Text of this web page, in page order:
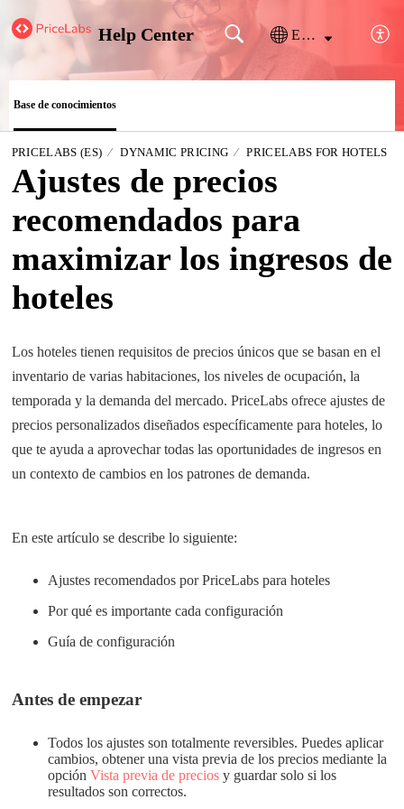
Help Center Español (España)
Base de conocimientos
PRICELABS (ES) DYNAMIC PRICING PRICELABS FOR HOTELS
Ajustes de precios
recomendados para
maximizar los ingresos de
hoteles
Los hoteles tienen requisitos de precios únicos que se basan en el
inventario de varias habitaciones, los niveles de ocupación, la
temporada y la demanda del mercado. PriceLabs ofrece ajustes de
precios personalizados diseñados específicamente para hoteles, lo
que te ayuda a aprovechar todas las oportunidades de ingresos en
un contexto de cambios en los patrones de demanda.
En este artículo se describe lo siguiente:
Ajustes recomendados por PriceLabs para hoteles
Por qué es importante cada configuración
Guía de configuración
Antes de empezar
Todos los ajustes son totalmente reversibles. Puedes aplicar
cambios, obtener una vista previa de los precios mediante la
opción Vista previa de preciosy guardar solo si los
resultados son correctos.